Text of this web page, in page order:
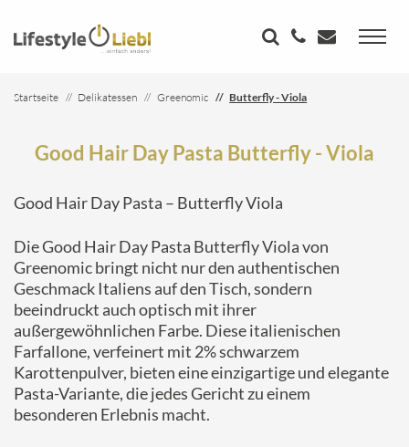
Startseite Delikatessen Greenomic Butterfly - Viola
Good Hair Day Pasta Butterfly - Viola
Good Hair Day Pasta – Butterfly Viola
Die Good Hair Day Pasta Butterfly Viola von
Greenomic bringt nicht nur den authentischen
Geschmack Italiens auf den Tisch, sondern
beeindruckt auch optisch mit ihrer
außergewöhnlichen Farbe. Diese italienischen
Farfallone, verfeinert mit 2% schwarzem
Karottenpulver, bieten eine einzigartige und elegante
Pasta-Variante, die jedes Gericht zu einem
besonderen Erlebnis macht.